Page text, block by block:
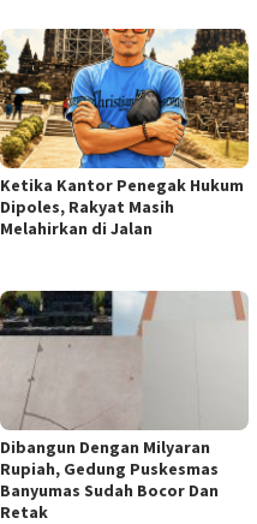
Ketika Kantor Penegak Hukum
Dipoles, Rakyat Masih
Melahirkan di Jalan
Dibangun Dengan Milyaran
Rupiah, Gedung Puskesmas
Banyumas Sudah Bocor Dan
Retak